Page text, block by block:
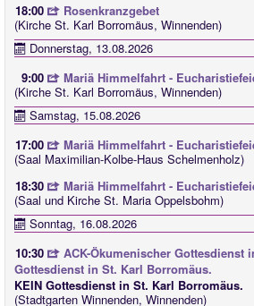
18:00
Rosenkranzgebet
(Kirche St. Karl Borromäus, Winnenden)
Donnerstag, 13.08.2026
9:00
Mariä Himmelfahrt -
(Kirche St. Karl Borromäus, Winnenden)
Samstag, 15.08.2026
17:00
Mariä Himmelfahrt -
(Saal Maximilian-Kolbe-Haus Schelmenholz)
18:30
Mariä Himmelfahrt -
(Saal und Kirche St. Maria Oppelsbohm)
Sonntag, 16.08.2026
10:30
ACK-Ökumenischer Gottesdienst
Gottesdienst in St. Karl Borromäus.
KEIN Gottesdienst in St. Karl Borromäus.
(Stadtgarten Winnenden, Winnenden)